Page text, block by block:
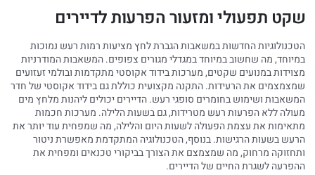
שקט תפעולי ומזעור הפרעות לדיירים
הטכנולוגיות החדשות במשאבות הגברת לחץ מציעות רמות רעש נמוכות
במיוחד, מה שחשוב במיוחד במגדלי מגורים צפופים. המשאבות המודרניות
מצוידות במנועים שקטים, מערכות בידוד אקוסטי מתקדמות ובולמי זעזועים
שמצמצמים את הרעידות. התקנה מקצועית כוללת גם בידוד אקוסטי של חדר
המשאבות ושימוש בחומרים סופגי רעש. הדיירים יכולים ליהנות מלחץ מים
מעולה ללא הפרעות רעש מטרידות, גם בשעות הלילה. מערכות חכמות
מתאימות את עצמת הפעולה לשעות היום והלילה, מה שמפחית עוד יותר את
הרעש בשעות הרגישות. בנוסף, הטכנולוגיה המתקדמת מאפשרת ניטור
ותחזוקה מרחוק, מה שמצמצם את הצורך בביקורי טכנאים ומפחית את
ההפרעה לשגרת החיים של הדיירים.